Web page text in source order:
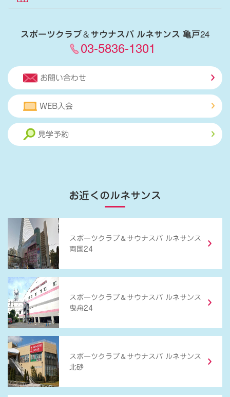
スポーツクラブ＆サウナスパ ルネサンス 亀戸24
03-5836-1301
お問い合わせ
WEB入会
見学予約
お近くのルネサンス
スポーツクラブ ＆ サウナスパ ルネサンス
両国24
スポーツクラブ ＆ サウナスパ ルネサンス
曳舟24
スポーツクラブ ＆ サウナスパ ルネサンス
北砂